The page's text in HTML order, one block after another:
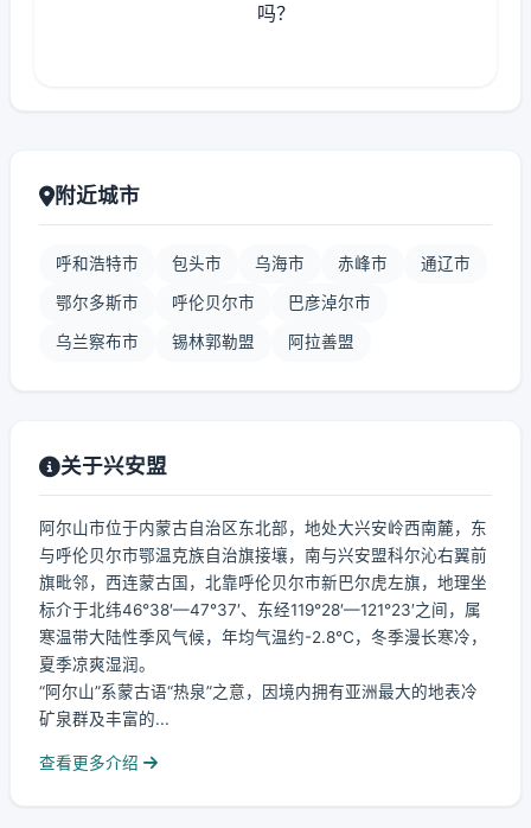
吗？
附近城市
呼和浩特市 包头市 乌海市 赤峰市 通辽市
鄂尔多斯市 呼伦贝尔市 巴彦淖尔市
乌兰察布市 锡林郭勒盟 阿拉善盟
关于兴安盟
阿尔山市位于内蒙古自治区东北部，地处大兴安岭西南麓，东
与呼伦贝尔市鄂温克族自治旗接壤，南与兴安盟科尔沁右翼前
旗毗邻，西连蒙古国，北靠呼伦贝尔市新巴尔虎左旗，地理坐
标介于北纬46°38′—47°37′、东经119°28′—121°23′之间，属
寒温带大陆性季风气候，年均气温约-2.8℃，冬季漫长寒冷，
夏季凉爽湿润。
“阿尔山”系蒙古语“热泉”之意，因境内拥有亚洲最大的地表冷
矿泉群及丰富的...
查看更多介绍